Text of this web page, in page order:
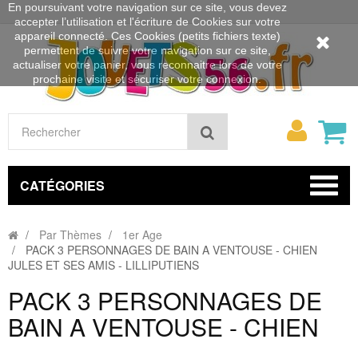
Rechercher
Mon
CATÉGORIES
Par Thèmes
1er Age
PACK 3 PERSONNAGES DE BAIN A VENTOUSE - CHIEN
JULES ET SES AMIS - LILLIPUTIENS
PACK 3 PERSONNAGES DE
BAIN A VENTOUSE - CHIEN
En poursuivant votre navigation sur ce site, vous devez
accepter l’utilisation et l'écriture de Cookies sur votre
appareil connecté. Ces Cookies (petits fichiers texte)
permettent de suivre votre navigation sur ce site,
actualiser votre panier, vous reconnaitre lors de votre
prochaine visite et sécuriser votre connexion.